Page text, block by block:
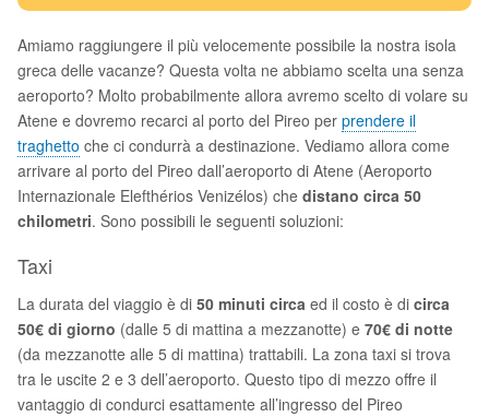
Amiamo raggiungere il più velocemente possibile la nostra isola
greca delle vacanze? Questa volta ne abbiamo scelta una senza
aeroporto? Molto probabilmente allora avremo scelto di volare su
Atene e dovremo recarci al porto del Pireo per prendere il
traghetto che ci condurrà a destinazione. Vediamo allora come
arrivare al porto del Pireo dall’aeroporto di Atene (Aeroporto
Internazionale Elefthérios Venizélos) che distano circa 50
chilometri. Sono possibili le seguenti soluzioni:
Taxi
La durata del viaggio è di 50 minuti circa ed il costo è di circa
50€ di giorno (dalle 5 di mattina a mezzanotte) e 70€ di notte
(da mezzanotte alle 5 di mattina) trattabili. La zona taxi si trova
tra le uscite 2 e 3 dell’aeroporto. Questo tipo di mezzo offre il
vantaggio di condurci esattamente all’ingresso del Pireo